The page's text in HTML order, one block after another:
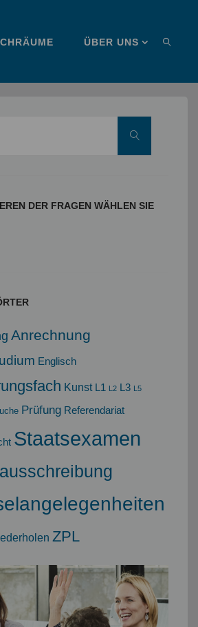
ÜBER UNS
Suchen
DER FRAGEN WÄHLEN SIE
Anrechnung
Englisch
Kunst L1 L2 L3 L5
Prüfung Referendariat
Staatsexamen
ZPL